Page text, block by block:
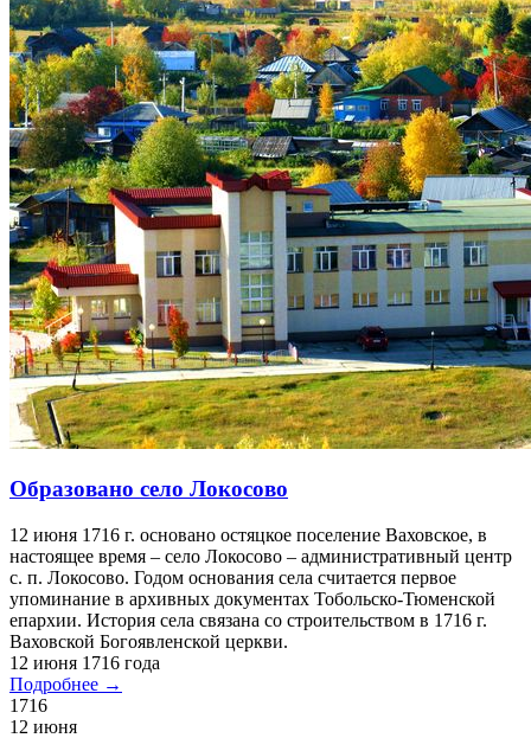
Образовано село Локосово
12 июня 1716 г. основано остяцкое поселение Ваховское, в
настоящее время – село Локосово – административный центр
с. п. Локосово. Годом основания села считается первое
упоминание в архивных документах Тобольско-Тюменской
епархии. История села связана со строительством в 1716 г.
Ваховской Богоявленской церкви.
12 июня 1716 года
Подробнее →
1716
12 июня